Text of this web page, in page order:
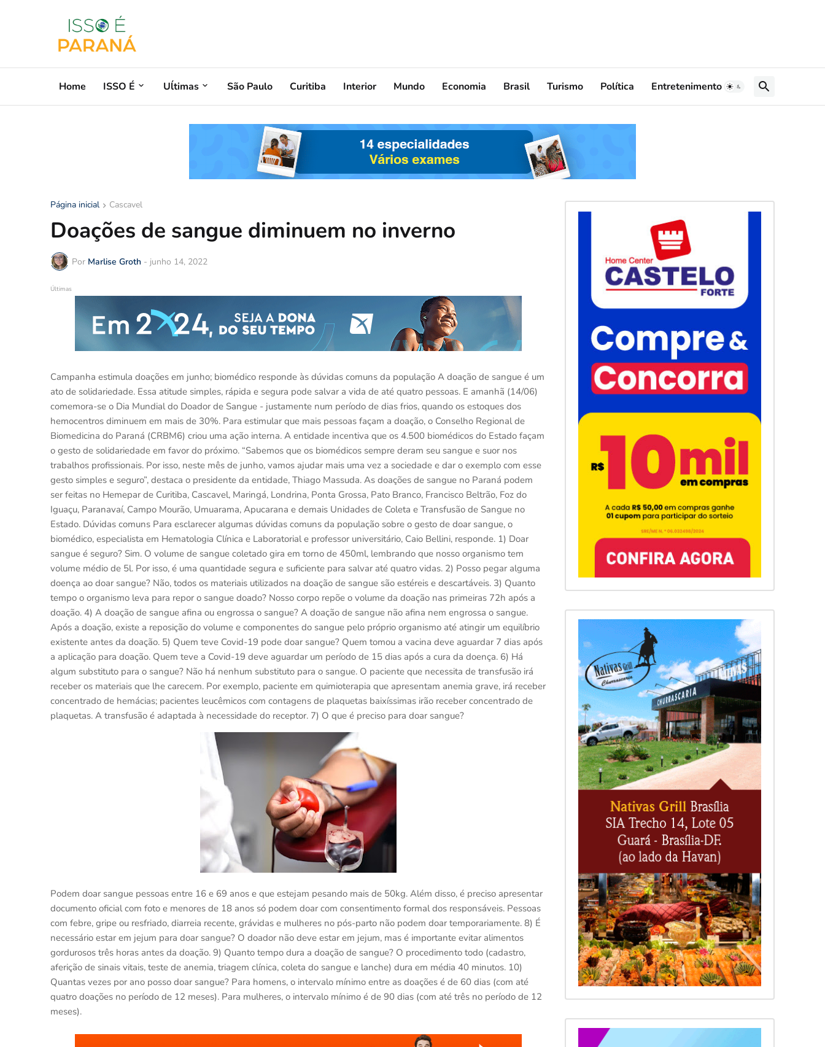
Home ISSO É Uĺtimas São Paulo Curitiba Interior Mundo Economia Brasil Turismo Política Entretenimento
Página inicial Cascavel
Doações de sangue diminuem no inverno
Por Marlise Groth - junho 14, 2022
Últimas
Campanha estimula doações em junho; biomédico responde às dúvidas comuns da população A doação de sangue é um
ato de solidariedade. Essa atitude simples, rápida e segura pode salvar a vida de até quatro pessoas. E amanhã (14/06)
comemora-se o Dia Mundial do Doador de Sangue - justamente num período de dias frios, quando os estoques dos
hemocentros diminuem em mais de 30%. Para estimular que mais pessoas façam a doação, o Conselho Regional de
Biomedicina do Paraná (CRBM6) criou uma ação interna. A entidade incentiva que os 4.500 biomédicos do Estado façam
o gesto de solidariedade em favor do próximo. “Sabemos que os biomédicos sempre deram seu sangue e suor nos
trabalhos profissionais. Por isso, neste mês de junho, vamos ajudar mais uma vez a sociedade e dar o exemplo com esse
gesto simples e seguro”, destaca o presidente da entidade, Thiago Massuda. As doações de sangue no Paraná podem
ser feitas no Hemepar de Curitiba, Cascavel, Maringá, Londrina, Ponta Grossa, Pato Branco, Francisco Beltrão, Foz do
Iguaçu, Paranavaí, Campo Mourão, Umuarama, Apucarana e demais Unidades de Coleta e Transfusão de Sangue no
Estado. Dúvidas comuns Para esclarecer algumas dúvidas comuns da população sobre o gesto de doar sangue, o
biomédico, especialista em Hematologia Clínica e Laboratorial e professor universitário, Caio Bellini, responde. 1) Doar
sangue é seguro? Sim. O volume de sangue coletado gira em torno de 450ml, lembrando que nosso organismo tem
volume médio de 5l. Por isso, é uma quantidade segura e suficiente para salvar até quatro vidas. 2) Posso pegar alguma
doença ao doar sangue? Não, todos os materiais utilizados na doação de sangue são estéreis e descartáveis. 3) Quanto
tempo o organismo leva para repor o sangue doado? Nosso corpo repõe o volume da doação nas primeiras 72h após a
doação. 4) A doação de sangue afina ou engrossa o sangue? A doação de sangue não afina nem engrossa o sangue.
Após a doação, existe a reposição do volume e componentes do sangue pelo próprio organismo até atingir um equilíbrio
existente antes da doação. 5) Quem teve Covid-19 pode doar sangue? Quem tomou a vacina deve aguardar 7 dias após
a aplicação para doação. Quem teve a Covid-19 deve aguardar um período de 15 dias após a cura da doença. 6) Há
algum substituto para o sangue? Não há nenhum substituto para o sangue. O paciente que necessita de transfusão irá
receber os materiais que lhe carecem. Por exemplo, paciente em quimioterapia que apresentam anemia grave, irá receber
concentrado de hemácias; pacientes leucêmicos com contagens de plaquetas baixíssimas irão receber concentrado de
plaquetas. A transfusão é adaptada à necessidade do receptor. 7) O que é preciso para doar sangue?
Podem doar sangue pessoas entre 16 e 69 anos e que estejam pesando mais de 50kg. Além disso, é preciso apresentar
documento oficial com foto e menores de 18 anos só podem doar com consentimento formal dos responsáveis. Pessoas
com febre, gripe ou resfriado, diarreia recente, grávidas e mulheres no pós-parto não podem doar temporariamente. 8) É
necessário estar em jejum para doar sangue? O doador não deve estar em jejum, mas é importante evitar alimentos
gordurosos três horas antes da doação. 9) Quanto tempo dura a doação de sangue? O procedimento todo (cadastro,
aferição de sinais vitais, teste de anemia, triagem clínica, coleta do sangue e lanche) dura em média 40 minutos. 10)
Quantas vezes por ano posso doar sangue? Para homens, o intervalo mínimo entre as doações é de 60 dias (com até
quatro doações no período de 12 meses). Para mulheres, o intervalo mínimo é de 90 dias (com até três no período de 12
meses).